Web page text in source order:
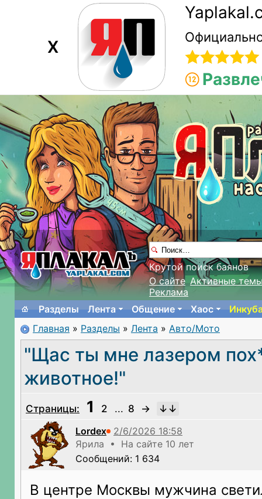
X
Крутой поиск баянов
О сайте Активные
Реклама
Разделы
Лента Общение Хаос
Главная » Разделы » Лента » Авто/Мото
"Щас ты мне лазером
животное!"
Страницы: 1 2 ... 8
→
Lordex
Ярила • На сайте 10 лет
Сообщений: 1 634
В центре Москвы мужчина